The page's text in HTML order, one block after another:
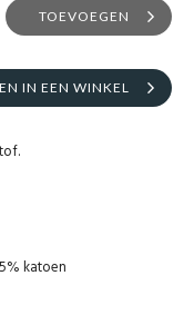
TOEVOEGEN
IN EEN WINKEL
katoen